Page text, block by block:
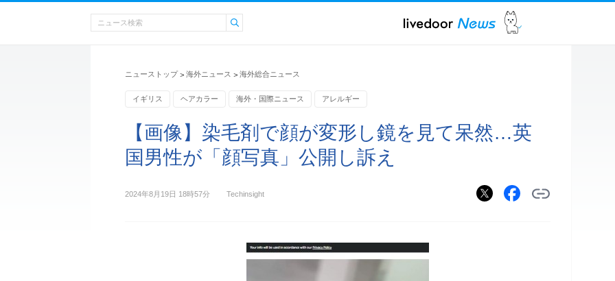
ニューストップ > 海外ニュース > 海外総合ニュース
イギリス ヘアカラー 海外・国際ニュース アレルギー
【画像】染毛剤で顔が変形し鏡を見て呆然…英
国男性が「顔写真」公開し訴え
2024年8月19日 18時57分 Techinsight